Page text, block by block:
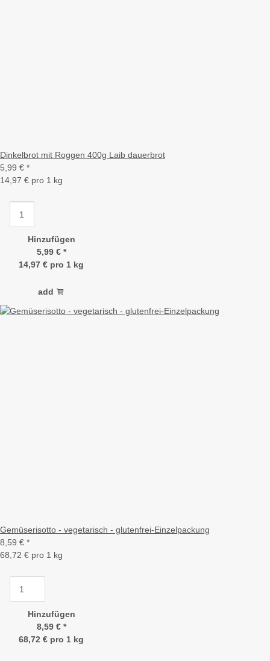
Dinkelbrot mit Roggen 400g Laib dauerbrot
5,99 € *
14,97 € pro 1 kg
Hinzufügen
5,99 € *
14,97 € pro 1 kg
add
Gemüserisotto - vegetarisch - glutenfrei-Einzelpackung
8,59 € *
68,72 € pro 1 kg
Hinzufügen
8,59 € *
68,72 € pro 1 kg